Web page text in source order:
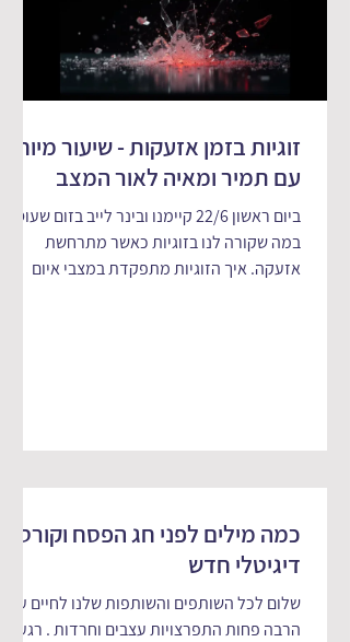
זוגיות בזמן אזעקות - שיעור מיוחד
עם תמיר ומאיה לאור המצב
ביום ראשון 22/6 קיימנו ובינר לייב בזום שעוסק
במה שקורה לנו בזוגיות כאשר מתרחשת
אזעקה. איך הזוגיות מתפקדת במצבי איום
כמה מילים לפני חג הפסח וקורס
דיגיטלי חדש
שלום לכל השותפים והשותפות שלנו לחיים עם
הרבה פחות התפרצויות עצבים וחרדות . רגע